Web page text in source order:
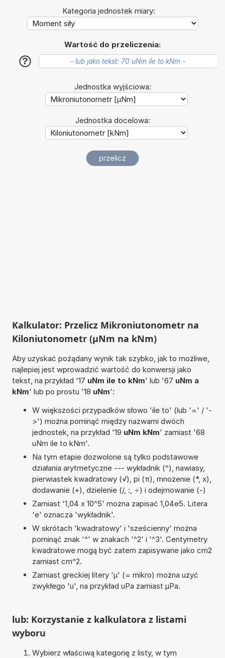
Kategoria jednostek miary:
Wartość do przeliczenia:
?
Jednostka wyjściowa:
Jednostka docelowa:
Kalkulator: Przelicz Mikroniutonometr na
Kiloniutonometr (µNm na kNm)
Aby uzyskać pożądany wynik tak szybko, jak to możliwe,
najlepiej jest wprowadzić wartość do konwersji jako
tekst, na przykład '17 uNm ile to kNm' lub '67 uNm a
kNm' lub po prostu '18 uNm':
W większości przypadków słowo 'ile to' (lub '=' / '-
>') można pominąć między nazwami dwóch
jednostek, na przykład '19 uNm kNm' zamiast '68
uNm ile to kNm'.
Na tym etapie dozwolone są tylko podstawowe
działania arytmetyczne --- wykładnik (^), nawiasy,
pierwiastek kwadratowy (√), pi (π), mnożenie (*, x),
dodawanie (+), dzielenie (/, :, ÷) i odejmowanie (-)
Zamiast '1,04 x 10^5' można zapisać 1,04e5. Litera
'e' oznacza 'wykładnik'.
W skrótach 'kwadratowy' i 'sześcienny' można
pominąć znak '^' w znakach '^2' i '^3'. Centymetry
kwadratowe mogą być zatem zapisywane jako cm2
zamiast cm^2.
Zamiast greckiej litery 'µ' (= mikro) można użyć
zwykłego 'u', na przykład uPa zamiast µPa.
lub: Korzystanie z kalkulatora z listami
wyboru
Wybierz właściwą kategorię z listy, w tym